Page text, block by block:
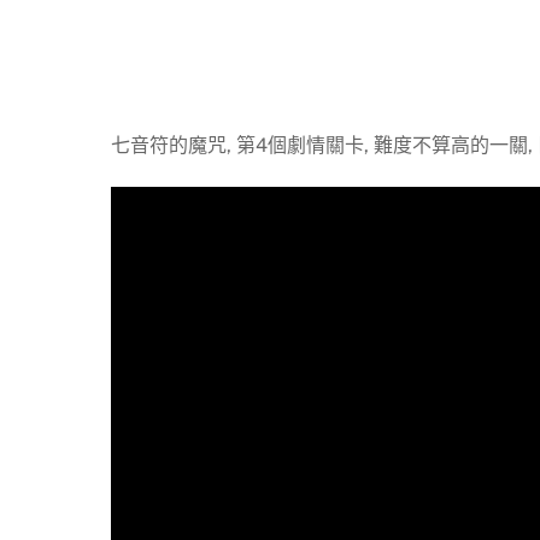
七音符的魔咒, 第4個劇情關卡, 難度不算高的一